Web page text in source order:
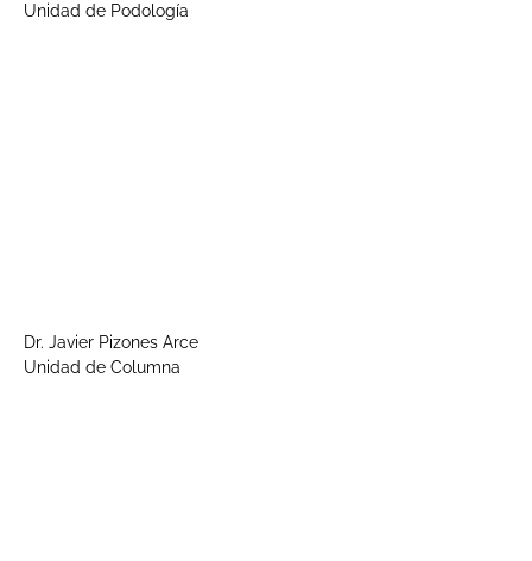
Unidad de Podología
Dr. Javier Pizones Arce
Unidad de Columna